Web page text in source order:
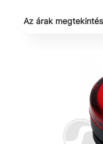
Az árak